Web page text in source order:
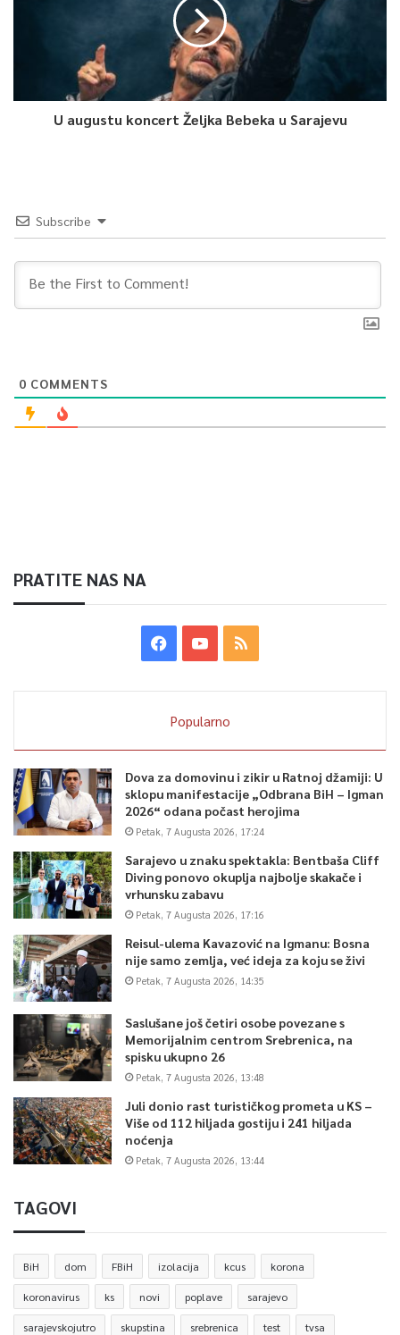
U augustu koncert Željka Bebeka u Sarajevu
Subscribe
0 COMMENTS
PRATITE NAS NA
Popularno
Dova za domovinu i zikir u Ratnoj džamiji: U
sklopu manifestacije „Odbrana BiH – Igman
2026“ odana počast herojima
Petak, 7 Augusta 2026, 17:24
Sarajevo u znaku spektakla: Bentbaša Cliff
Diving ponovo okuplja najbolje skakače i
vrhunsku zabavu
Petak, 7 Augusta 2026, 17:16
Reisul-ulema Kavazović na Igmanu: Bosna
nije samo zemlja, već ideja za koju se živi
Petak, 7 Augusta 2026, 14:35
Saslušane još četiri osobe povezane s
Memorijalnim centrom Srebrenica, na
spisku ukupno 26
Petak, 7 Augusta 2026, 13:48
Juli donio rast turističkog prometa u KS –
Više od 112 hiljada gostiju i 241 hiljada
noćenja
Petak, 7 Augusta 2026, 13:44
TAGOVI
BiH dom FBiH izolacija kcus korona
koronavirus ks novi poplave sarajevo
sarajevskojutro skupstina srebrenica test tvsa